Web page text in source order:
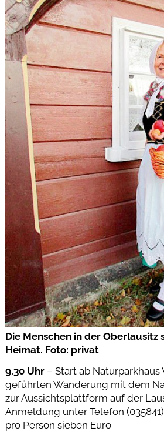
Die Menschen in der Oberlausitz
Heimat. Foto: privat
9.30 Uhr– Start ab Naturparkhaus
geführten Wanderung mit dem
zur Aussichtsplattform auf der
Anmeldung unter Telefon
pro Person sieben Euro